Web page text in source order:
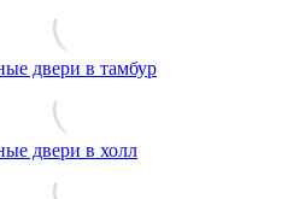
двери в тамбур
двери в холл